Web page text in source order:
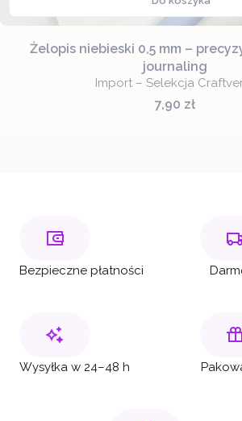
Żelopis niebieski 0,5 mm –
journaling
Import – Selekcja
Cena
7,90 zł
Bezpieczne płatności
Wysyłka w 24–48 h